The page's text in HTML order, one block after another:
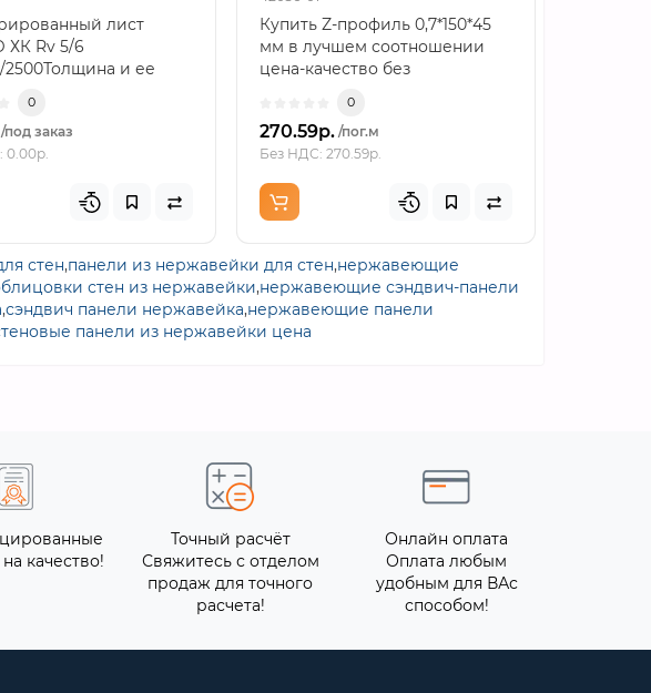
лист
ХК Rv 5/6
2500Толщина и ее
0
/под заказ
0.00р.
Купить Z-профиль 0,7*150*45
мм в лучшем соотношении
цена-качество без
0
270.59р. /пог.м
Без НДС: 270.59р.
стен,панели из нержавейки для стен,нержавеющие
стен из нержавейки,нержавеющие сэндвич-панели
,сэндвич панели нержавейка,нержавеющие панели
панели из нержавейки цена
качество!
Точный расчёт
Свяжитесь с отделом
продаж для точного
расчета!
Онлайн оплата
Оплата любым
удобным для ВАс
способом!